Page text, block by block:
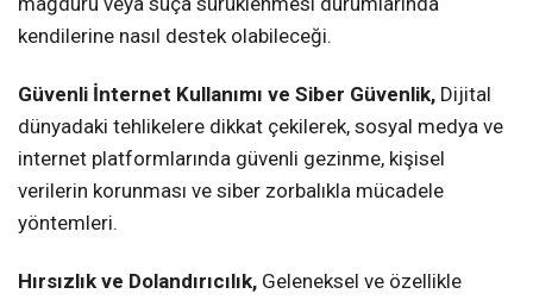
kendilerine nasıl destek olabileceği.
Güvenli İnternet Kullanımı ve Siber Güvenlik, Dijital
dünyadaki tehlikelere dikkat çekilerek, sosyal medya ve
internet platformlarında güvenli gezinme, kişisel
verilerin korunması ve siber zorbalıkla mücadele
yöntemleri.
Hırsızlık ve Dolandırıcılık, Geleneksel ve özellikle